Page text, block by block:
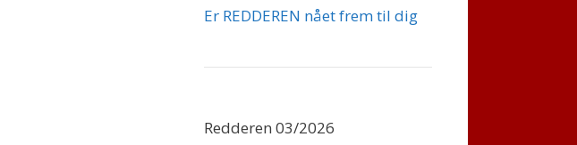
Er REDDEREN nået frem til dig
Redderen 03/2026